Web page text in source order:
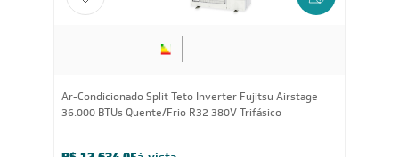
Ar-Condicionado Split Teto Inverter Fujitsu Airstage
36.000 BTUs Quente/Frio R32 380V Trifásico